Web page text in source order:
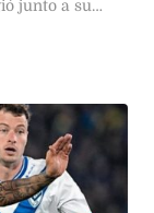
junto a su
de su padre.